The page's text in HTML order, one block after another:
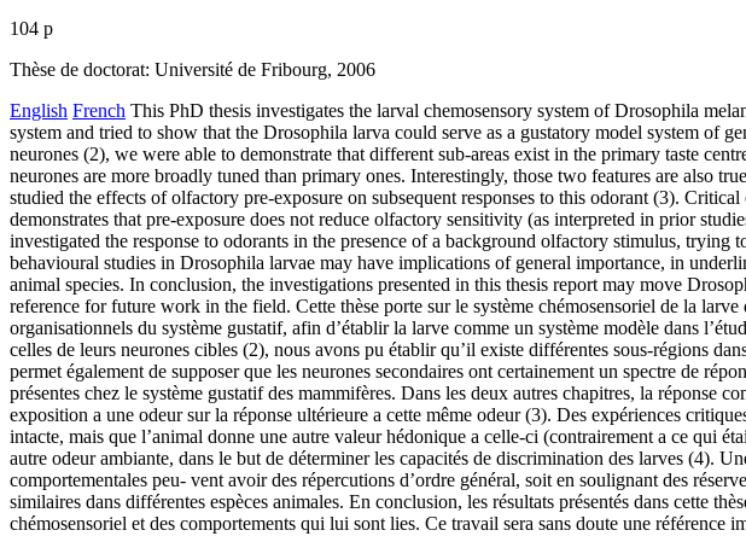
104 p
Thèse de doctorat: Université de Fribourg, 2006
English French This PhD thesis investigates the larval chemosensory system of Drosophila
system and tried to show that the Drosophila larva could serve as a gustatory model system of
neurones (2), we were able to demonstrate that different sub-areas exist in the primary taste
neurones are more broadly tuned than primary ones. Interestingly, those two features are also
studied the effects of olfactory pre-exposure on subsequent responses to this odorant (3).
demonstrates that pre-exposure does not reduce olfactory sensitivity (as interpreted in prior
investigated the response to odorants in the presence of a background olfactory stimulus,
behavioural studies in Drosophila larvae may have implications of general importance, in
animal species. In conclusion, the investigations presented in this thesis report may move
reference for future work in the field. Cette thèse porte sur le système chémosensoriel de la
organisationnels du système gustatif, afin d’établir la larve comme un système modèle dans
celles de leurs neurones cibles (2), nous avons pu établir qu’il existe différentes sous-régions
permet également de supposer que les neurones secondaires ont certainement un spectre de
présentes chez le système gustatif des mammifères. Dans les deux autres chapitres, la réponse
exposition a une odeur sur la réponse ultérieure a cette même odeur (3). Des expériences
intacte, mais que l’animal donne une autre valeur hédonique a celle-ci (contrairement a ce qui
autre odeur ambiante, dans le but de déterminer les capacités de discrimination des larves (4).
comportementales peu- vent avoir des répercutions d’ordre général, soit en soulignant des
similaires dans différentes espèces animales. En conclusion, les résultats présentés dans cette
chémosensoriel et des comportements qui lui sont lies. Ce travail sera sans doute une référence